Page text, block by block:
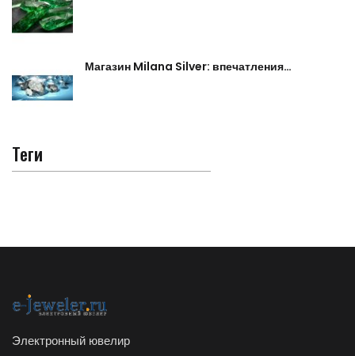
Магазин Milana Silver: впечатления…
Теги
Электронный ювелир